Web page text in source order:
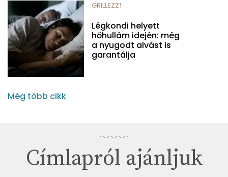
GRILLEZZ!
Légkondi helyett
hőhullám idején: még
a nyugodt alvást is
garantálja
Még több cikk
Címlapról ajánljuk